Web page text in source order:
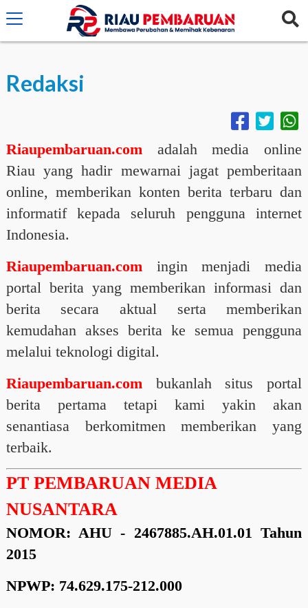
crossorigin="anonymous">
Redaksi
Riaupembaruan.com adalah media online
Riau yang hadir mewarnai jagat pemberitaan
online, memberikan konten berita terbaru dan
informatif kepada seluruh pengguna internet
Indonesia.
Riaupembaruan.com ingin menjadi media
portal berita yang memberikan informasi dan
berita secara aktual serta memberikan
kemudahan akses berita ke semua pengguna
melalui teknologi digital.
Riaupembaruan.com bukanlah situs portal
berita pertama tetapi kami yakin akan
senantiasa berkomitmen memberikan yang
terbaik.
PT PEMBARUAN MEDIA
NUSANTARA
NOMOR: AHU - 2467885.AH.01.01 Tahun
2015
NPWP: 74.629.175-212.000